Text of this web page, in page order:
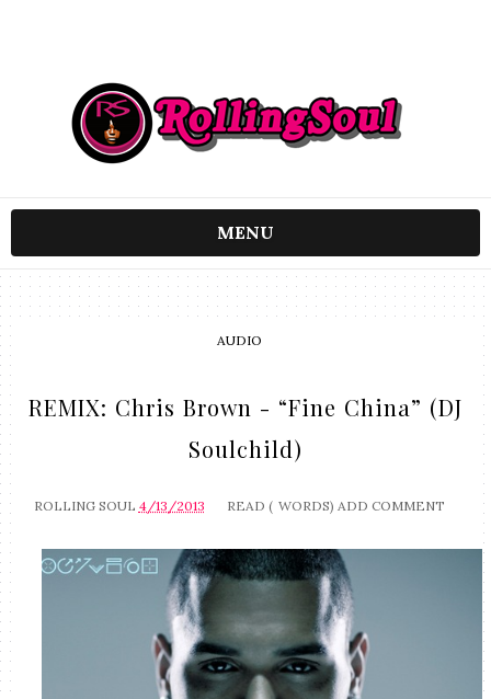
MENU
AUDIO
REMIX: Chris Brown - “Fine China” (DJ
Soulchild)
ROLLING SOUL 4/13/2013 READ ( WORDS) ADD COMMENT